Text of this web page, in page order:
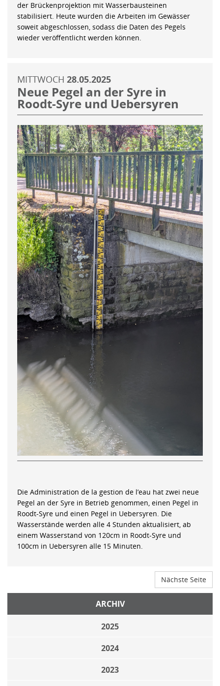
der Brückenprojektion mit Wasserbausteinen
stabilisiert. Heute wurden die Arbeiten im Gewässer
soweit abgeschlossen, sodass die Daten des Pegels
wieder veröffentlicht werden können.
MITTWOCH 28.05.2025
Neue Pegel an der Syre in
Roodt-Syre und Uebersyren
Die Administration de la gestion de l’eau hat zwei neue
Pegel an der Syre in Betrieb genommen, einen Pegel in
Roodt-Syre und einen Pegel in Uebersyren. Die
Wasserstände werden alle 4 Stunden aktualisiert, ab
einem Wasserstand von 120cm in Roodt-Syre und
100cm in Uebersyren alle 15 Minuten.
Nächste Seite
ARCHIV
2025
2024
2023